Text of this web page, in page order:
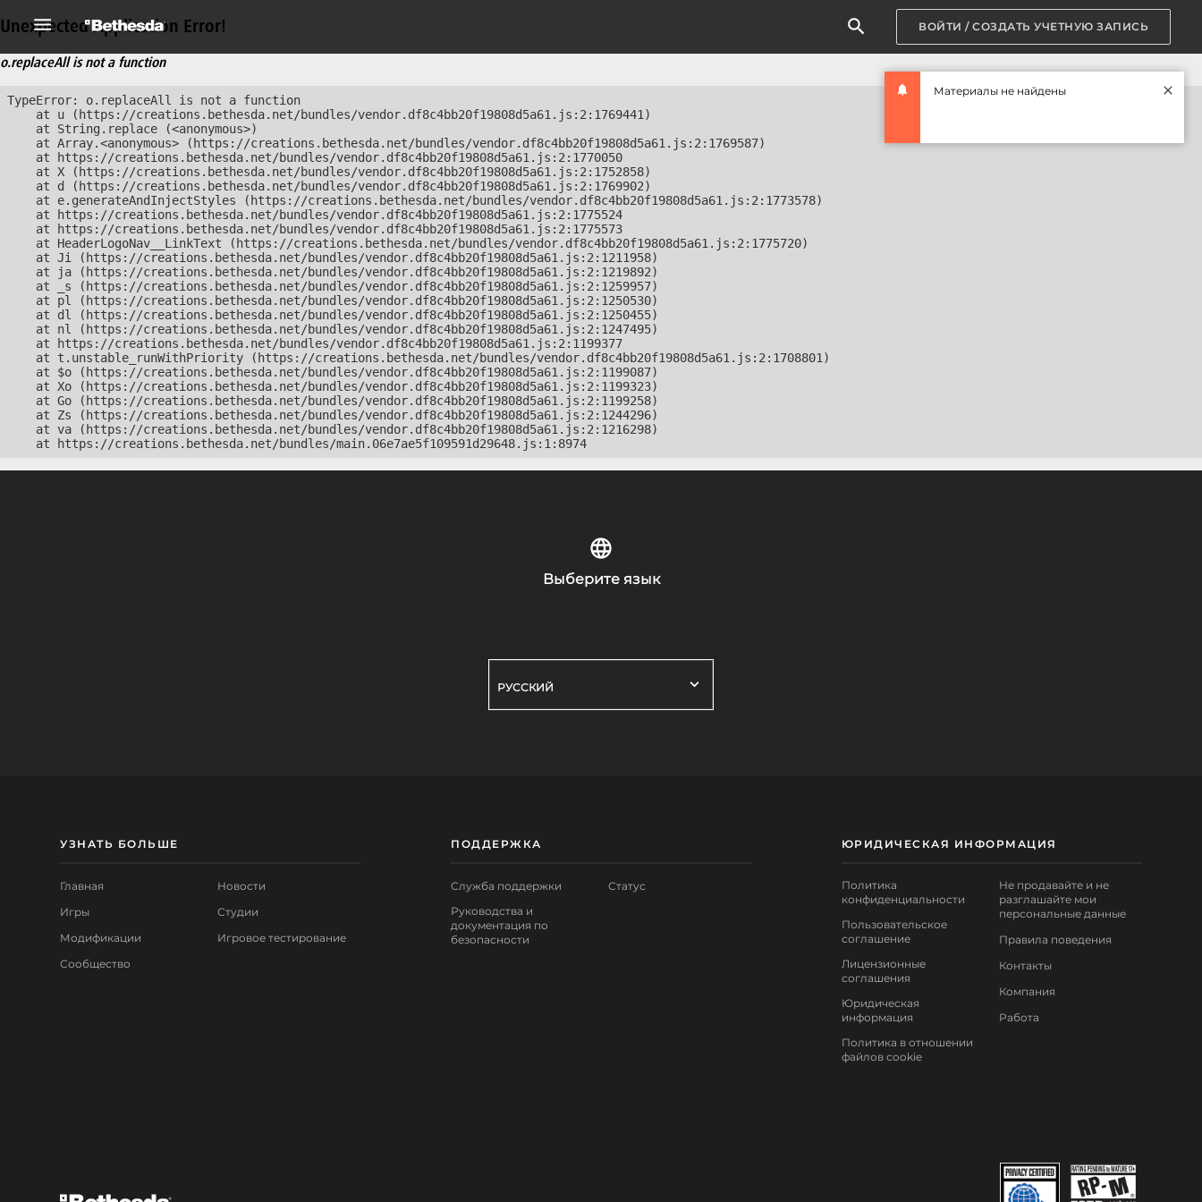
ВОЙТИ / СОЗДАТЬ УЧЕТНУЮ ЗАПИСЬ
Материалы не найдены
Unexpected Application Error!
o.replaceAll is not a function
TypeError: o.replaceAll is not a function
    at u (https://creations.bethesda.net/bundles/vendor.df8c4bb20f19808d5a61.js:2:1769441)
    at String.replace (<anonymous>)
    at Array.<anonymous> (https://creations.bethesda.net/bundles/vendor.df8c4bb20f19808d5a61.js:2:1769587)
    at https://creations.bethesda.net/bundles/vendor.df8c4bb20f19808d5a61.js:2:1770050
    at X (https://creations.bethesda.net/bundles/vendor.df8c4bb20f19808d5a61.js:2:1752858)
    at d (https://creations.bethesda.net/bundles/vendor.df8c4bb20f19808d5a61.js:2:1769902)
    at e.generateAndInjectStyles (https://creations.bethesda.net/bundles/vendor.df8c4bb20f19808d5a61.js:2:1773578)
    at https://creations.bethesda.net/bundles/vendor.df8c4bb20f19808d5a61.js:2:1775524
    at https://creations.bethesda.net/bundles/vendor.df8c4bb20f19808d5a61.js:2:1775573
    at HeaderLogoNav__LinkText (https://creations.bethesda.net/bundles/vendor.df8c4bb20f19808d5a61.js:2:1775720)
    at Ji (https://creations.bethesda.net/bundles/vendor.df8c4bb20f19808d5a61.js:2:1211958)
    at ja (https://creations.bethesda.net/bundles/vendor.df8c4bb20f19808d5a61.js:2:1219892)
    at _s (https://creations.bethesda.net/bundles/vendor.df8c4bb20f19808d5a61.js:2:1259957)
    at pl (https://creations.bethesda.net/bundles/vendor.df8c4bb20f19808d5a61.js:2:1250530)
    at dl (https://creations.bethesda.net/bundles/vendor.df8c4bb20f19808d5a61.js:2:1250455)
    at nl (https://creations.bethesda.net/bundles/vendor.df8c4bb20f19808d5a61.js:2:1247495)
    at https://creations.bethesda.net/bundles/vendor.df8c4bb20f19808d5a61.js:2:1199377
    at t.unstable_runWithPriority (https://creations.bethesda.net/bundles/vendor.df8c4bb20f19808d5a61.js:2:1708801)
    at $o (https://creations.bethesda.net/bundles/vendor.df8c4bb20f19808d5a61.js:2:1199087)
    at Xo (https://creations.bethesda.net/bundles/vendor.df8c4bb20f19808d5a61.js:2:1199323)
    at Go (https://creations.bethesda.net/bundles/vendor.df8c4bb20f19808d5a61.js:2:1199258)
    at Zs (https://creations.bethesda.net/bundles/vendor.df8c4bb20f19808d5a61.js:2:1244296)
    at va (https://creations.bethesda.net/bundles/vendor.df8c4bb20f19808d5a61.js:2:1216298)
    at https://creations.bethesda.net/bundles/main.06e7ae5f109591d29648.js:1:8974
Выберите язык
РУССКИЙ
УЗНАТЬ БОЛЬШЕ
Главная
Игры
Модификации
Сообщество
Новости
Студии
Игровое тестирование
ПОДДЕРЖКА
Служба поддержки
Руководства и
документация по
безопасности
Статус
ЮРИДИЧЕСКАЯ ИНФОРМАЦИЯ
Политика
конфиденциальности
Пользовательское
соглашение
Лицензионные
соглашения
Юридическая
информация
Политика в отношении
файлов cookie
Не продавайте и не
разглашайте мои
персональные данные
Правила поведения
Контакты
Компания
Работа